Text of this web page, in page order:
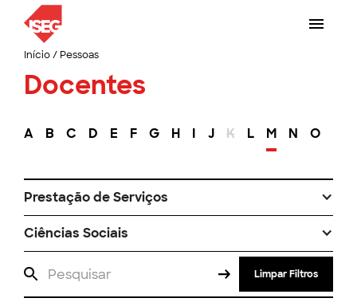
Início/ Pessoas
Docentes
A B C D E F G H I J K L M N O
Prestação de Serviços
Ciências Sociais
Limpar Filtros